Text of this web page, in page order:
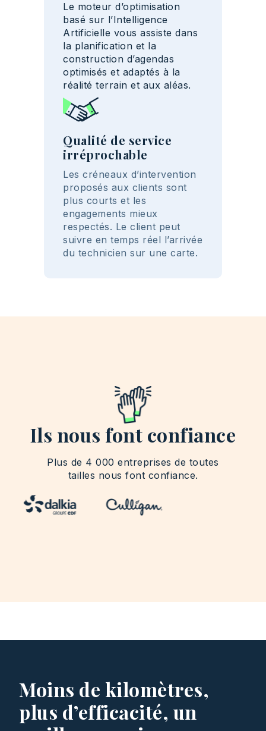
Le moteur d’optimisation
basé sur l’Intelligence
Artificielle vous assiste dans
la planification et la
construction d’agendas
optimisés et adaptés à la
réalité terrain et aux aléas.
Qualité de service
irréprochable
Les créneaux d’intervention
proposés aux clients sont
plus courts et les
engagements mieux
respectés. Le client peut
suivre en temps réel l’arrivée
du technicien sur une carte.
Ils nous font confiance
Plus de 4 000 entreprises de toutes
tailles nous font confiance.
Moins de kilomètres,
plus d’efficacité, un